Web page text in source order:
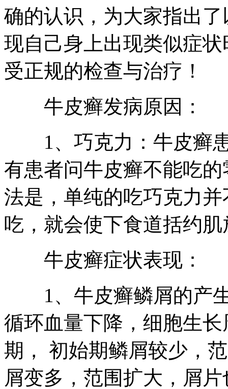
确的认识，为大家指出
现自己身上出现类似症
受正规的检查与治疗！
牛皮癣发病原因：
1、巧克力：牛皮癣患
有患者问牛皮癣不能吃
法是，单纯的吃巧克力
吃，就会使下食道括约
牛皮癣症状表现：
1、牛皮癣鳞屑的产生
循环血量下降，细胞生
期， 初始期鳞屑较少，
屑变多，范围扩大，屑